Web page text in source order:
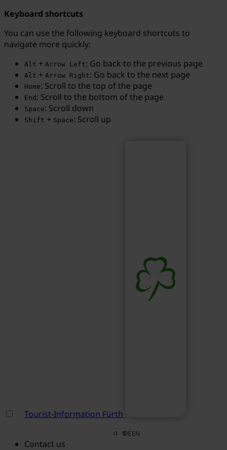
Keyboard shortcuts
You can use the following keyboard shortcuts to
navigate more quickly:
Alt + Arrow Left: Go back to the previous page
Alt + Arrow Right: Go back to the next page
Home: Scroll to the top of the page
End : Scroll to the bottom of the page
Space: Scroll down
Shift + Space: Scroll up
Tourist-Information Fürth
DEEN
Contact us
Search term...